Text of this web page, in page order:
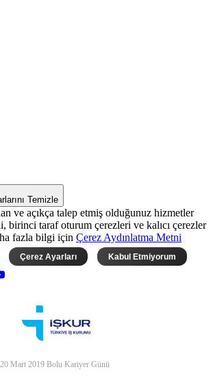
Temizle
ve açıkça talep etmiş olduğunuz hizmetler
birinci taraf oturum çerezleri ve kalıcı çerezler
fazla bilgi için Çerez Aydınlatma Metni
Çerez Ayarları Kabul Etmiyorum
20 Mart 2019 Bolu Kariyer Günü